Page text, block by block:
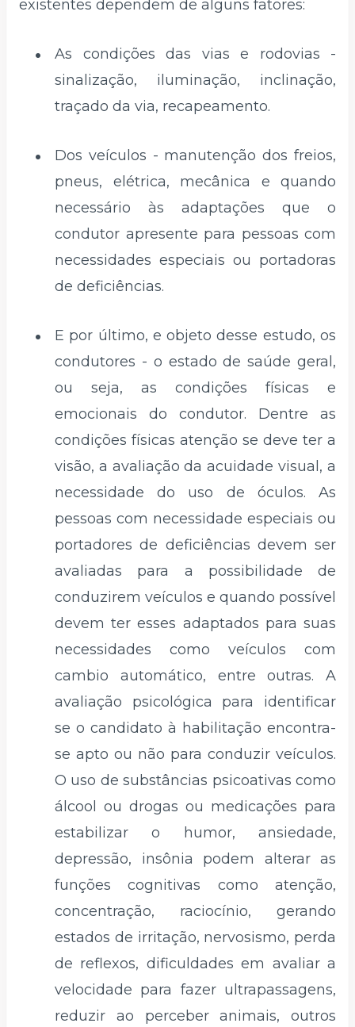
existentes dependem de alguns fatores:
As condições das vias e rodovias -
sinalização, iluminação, inclinação,
traçado da via, recapeamento.
Dos veículos - manutenção dos freios,
pneus, elétrica, mecânica e quando
necessário às adaptações que o
condutor apresente para pessoas com
necessidades especiais ou portadoras
de deficiências.
E por último, e objeto desse estudo, os
condutores - o estado de saúde geral,
ou seja, as condições físicas e
emocionais do condutor. Dentre as
condições físicas atenção se deve ter a
visão, a avaliação da acuidade visual, a
necessidade do uso de óculos. As
pessoas com necessidade especiais ou
portadores de deficiências devem ser
avaliadas para a possibilidade de
conduzirem veículos e quando possível
devem ter esses adaptados para suas
necessidades como veículos com
cambio automático, entre outras. A
avaliação psicológica para identificar
se o candidato à habilitação encontra-
se apto ou não para conduzir veículos.
O uso de substâncias psicoativas como
álcool ou drogas ou medicações para
estabilizar o humor, ansiedade,
depressão, insônia podem alterar as
funções cognitivas como atenção,
concentração, raciocínio, gerando
estados de irritação, nervosismo, perda
de reflexos, dificuldades em avaliar a
velocidade para fazer ultrapassagens,
reduzir ao perceber animais, outros